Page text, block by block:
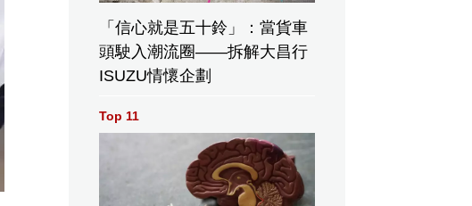
「信心就是五十鈴」：當貨車
頭駛入潮流圈——拆解大昌行
ISUZU情懷企劃
Top 11